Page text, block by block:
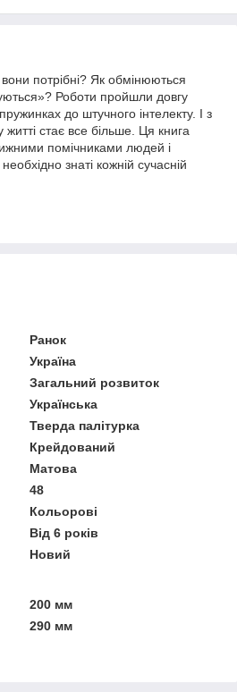
потрібні? Як обмінюються
Роботи пройшли довгу
до штучного інтелекту. І з
стає все більше. Ця книга
помічниками людей і
знаті кожній сучасній
Ранок
Україна
Загальний розвиток
Українська
Тверда палітурка
Крейдований
Матова
48
Кольорові
Від 6 років
Новий
200 мм
290 мм